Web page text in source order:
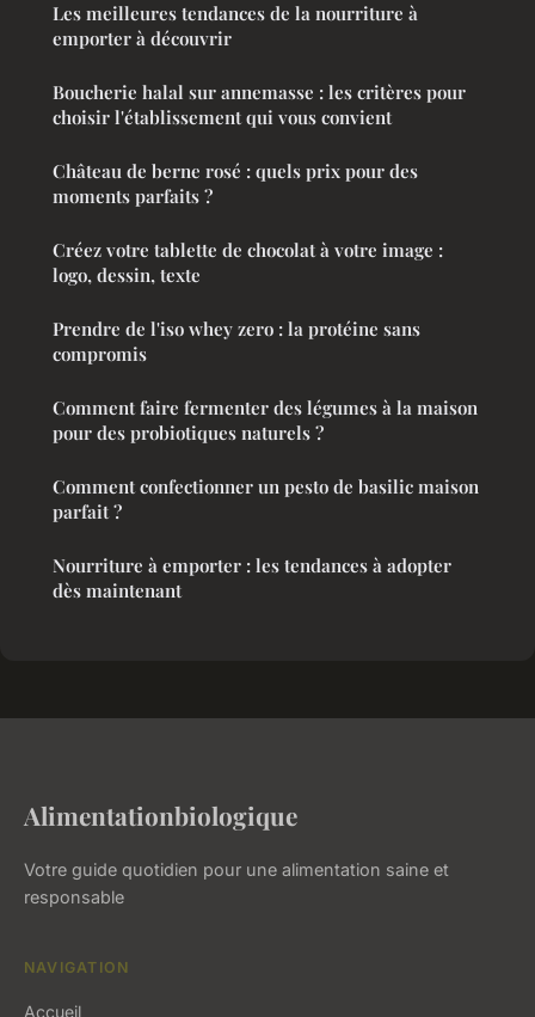
Les meilleures tendances de la nourriture à
emporter à découvrir
Boucherie halal sur annemasse : les critères pour
choisir l'établissement qui vous convient
Château de berne rosé : quels prix pour des
moments parfaits ?
Créez votre tablette de chocolat à votre image :
logo, dessin, texte
Prendre de l'iso whey zero : la protéine sans
compromis
Comment faire fermenter des légumes à la maison
pour des probiotiques naturels ?
Comment confectionner un pesto de basilic maison
parfait ?
Nourriture à emporter : les tendances à adopter
dès maintenant
Alimentationbiologique
Votre guide quotidien pour une alimentation saine et
responsable
NAVIGATION
Accueil